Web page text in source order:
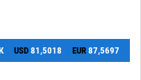
USD 81,5018 EUR 87,5697